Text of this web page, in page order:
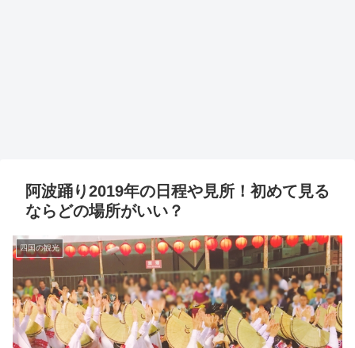
阿波踊り2019年の日程や見所！初めて見る
ならどの場所がいい？
四国の観光